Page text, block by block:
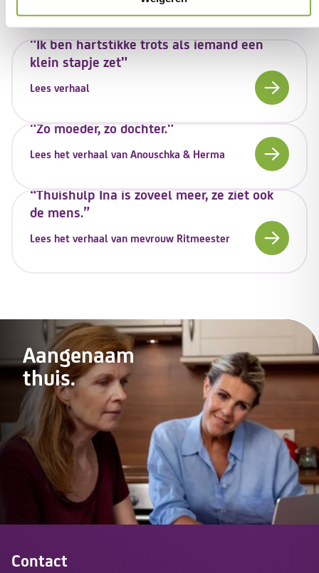
Onze verhalen
"Ik ben hartstikke trots als iemand een
klein stapje zet"
Lees verhaal
"Zo moeder, zo dochter."
Lees het verhaal van Anouschka & Herma
“Thuishulp Ina is zoveel meer, ze ziet ook
de mens.”
Lees het verhaal van mevrouw Ritmeester
Aangenaam
thuis.
Contact